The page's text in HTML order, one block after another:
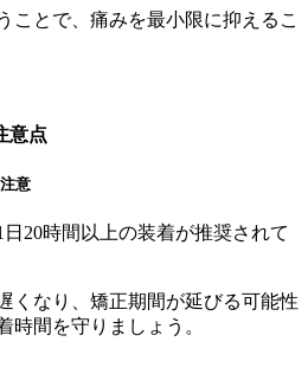
ことで、痛みを最小限に抑えるこ
意点
意
20時間以上の装着が推奨されて
くなり、矯正期間が延びる可能性
時間を守りましょう。